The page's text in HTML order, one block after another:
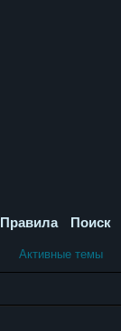
Правила Поиск
Активные темы